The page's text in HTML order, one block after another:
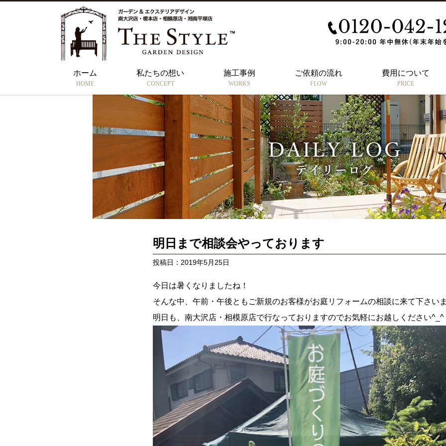
ホーム
HOME
私たちの想い
CONCEPT
施工事例
WORKS
ご依頼の流れ
FLOW
費用について
PRICE
明日まで相談会やっております
投稿日：2019年5月25日
今日は暑くなりましたね！
そんな中、午前・午後ともご新規のお客様がお庭リフォームの相談に来て下さい
明日も、南大沢店・相模原店で行なっておりますのでお気軽にお越しください^_^